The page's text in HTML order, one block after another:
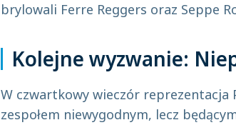
brylowali Ferre Reggers oraz Seppe
Kolejne wyzwanie:
W czwartkowy wieczór reprezentacja
zespołem niewygodnym, lecz